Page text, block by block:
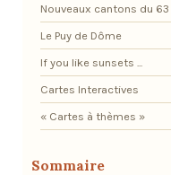
Nouveaux cantons du 63
Le Puy de Dôme
If you like sunsets ...
Cartes Interactives
« Cartes à thèmes »
Sommaire